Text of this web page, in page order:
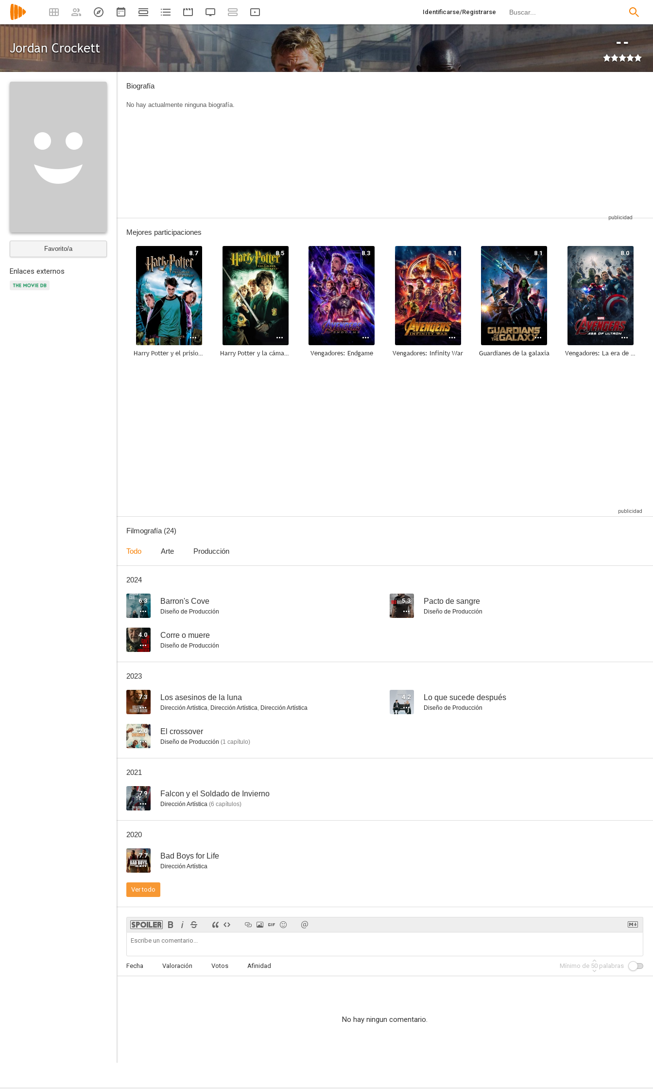
Identificarse/Registrarse
Jordan Crockett --
Favorito/a
Enlaces externos
Biografía
No hay actualmente ninguna biografía.
Mejores participaciones
8.7
Harry Potter y el prisionero de Azkaban
8.5
Harry Potter y la cámara secreta
8.3
Vengadores: Endgame
8.1
Vengadores: Infinity War
8.1
Guardianes de la galaxia
8.0
Vengadores: La era de Ultrón
6.2
Guardianes de la Galaxia (Cortos) Expediente Anwar
4.2
Lo que sucede después Corre o muere
Filmografía (24)
Todo Arte Producción
2024
6.3 Barron's Cove
Diseño de Producción
5.3 Pacto de sangre
Diseño de Producción
4.0 Corre o muere
Diseño de Producción
2023
7.3 Los asesinos de la luna
Dirección Artística, Dirección Artística, Dirección Artística
4.2 Lo que sucede después
Diseño de Producción
2.0 El crossover
Diseño de Producción (1 capítulo)
2021
7.9 Falcon y el Soldado de Invierno
Dirección Artística (6 capítulos)
2020
7.7 Bad Boys for Life
Dirección Artística
Ver todo
Fecha Valoración Votos Afinidad Mínimo de 50 palabras
No hay ningun comentario.